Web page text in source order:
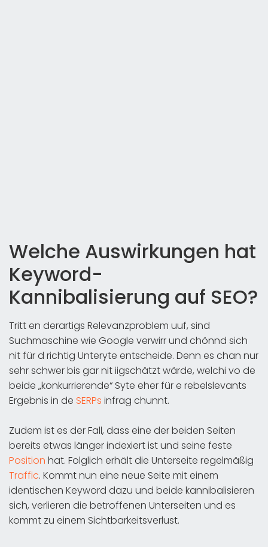
Welche Auswirkungen hat
Keyword-
Kannibalisierung auf SEO?
Tritt en derartigs Relevanzproblem uuf, sind
Suchmaschine wie Google verwirr und chönnd sich
nit für d richtig Unteryte entscheide. Denn es chan nur
sehr schwer bis gar nit iigschätzt wärde, welchi vo de
beide „konkurrierende“ Syte eher für e rebelslevants
Ergebnis in de SERPs infrag chunnt.
Zudem ist es der Fall, dass eine der beiden Seiten
bereits etwas länger indexiert ist und seine feste
Position hat. Folglich erhält die Unterseite regelmäßig
Traffic. Kommt nun eine neue Seite mit einem
identischen Keyword dazu und beide kannibalisieren
sich, verlieren die betroffenen Unterseiten und es
kommt zu einem Sichtbarkeitsverlust.